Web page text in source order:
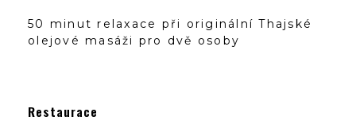
50 minut relaxace při originální Thajské
olejové masáži pro dvě osoby
Restaurace